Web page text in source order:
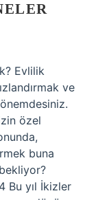
Evlilik
ve
özel
buna
Bu yıl İkizler